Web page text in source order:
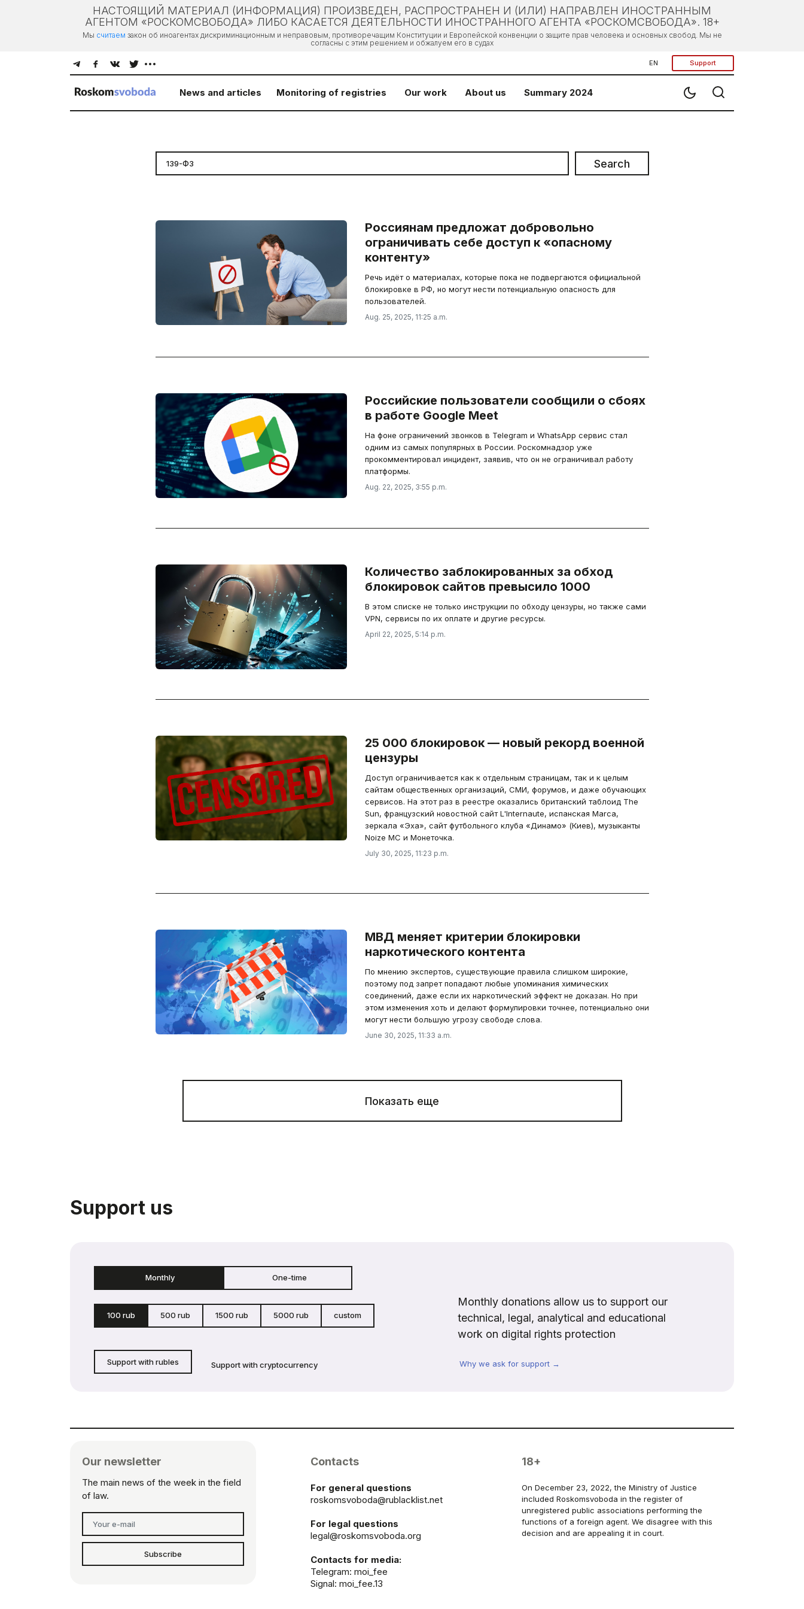
НАСТОЯЩИЙ МАТЕРИАЛ (ИНФОРМАЦИЯ) ПРОИЗВЕДЕН, РАСПРОСТРАНЕН И (ИЛИ) НАПРАВЛЕН ИНОСТРАННЫМ
АГЕНТОМ «РОСКОМСВОБОДА» ЛИБО КАСАЕТСЯ ДЕЯТЕЛЬНОСТИ ИНОСТРАННОГО АГЕНТА «РОСКОМСВОБОДА». 18+
Мы считаем закон об иноагентах дискриминационным и неправовым, противоречащим Конституции и Европейской конвенции о защите прав человека и основных свобод. Мы не
согласны с этим решением и обжалуем его в судах
EN Support
News and articles Monitoring of registries Our work About us Summary 2024
Search
Россиянам предложат добровольно
ограничивать себе доступ к «опасному
контенту»
Речь идёт о материалах, которые пока не подвергаются официальной
блокировке в РФ, но могут нести потенциальную опасность для
пользователей.
Aug. 25, 2025, 11:25 a.m.
Российские пользователи сообщили о сбоях
в работе Google Meet
На фоне ограничений звонков в Telegram и WhatsApp сервис стал
одним из самых популярных в России. Роскомнадзор уже
прокомментировал инцидент, заявив, что он не ограничивал работу
платформы.
Aug. 22, 2025, 3:55 p.m.
Количество заблокированных за обход
блокировок сайтов превысило 1000
В этом списке не только инструкции по обходу цензуры, но также сами
VPN, сервисы по их оплате и другие ресурсы.
April 22, 2025, 5:14 p.m.
25 000 блокировок — новый рекорд военной
цензуры
Доступ ограничивается как к отдельным страницам, так и к целым
сайтам общественных организаций, СМИ, форумов, и даже обучающих
сервисов. На этот раз в реестре оказались британский таблоид The
Sun, французский новостной сайт L'Internaute, испанская Marca,
зеркала «Эха», сайт футбольного клуба «Динамо» (Киев), музыканты
Noize MC и Монеточка.
July 30, 2025, 11:23 p.m.
МВД меняет критерии блокировки
наркотического контента
По мнению экспертов, существующие правила слишком широкие,
поэтому под запрет попадают любые упоминания химических
соединений, даже если их наркотический эффект не доказан. Но при
этом изменения хоть и делают формулировки точнее, потенциально они
могут нести большую угрозу свободе слова.
June 30, 2025, 11:33 a.m.
Показать еще
Support us
Monthly One-time
100 rub 500 rub 1500 rub 5000 rub custom
Support with rubles Support with cryptocurrency
Monthly donations allow us to support our
technical, legal, analytical and educational
work on digital rights protection
Why we ask for support →
Our newsletter
The main news of the week in the field
of law.
Subscribe
Contacts
For general questions
roskomsvoboda@rublacklist.net
For legal questions
legal@roskomsvoboda.org
Contacts for media:
Telegram: moi_fee
Signal: moi_fee.13
18+
On December 23, 2022, the Ministry of Justice
included Roskomsvoboda in the register of
unregistered public associations performing the
functions of a foreign agent. We disagree with this
decision and are appealing it in court.